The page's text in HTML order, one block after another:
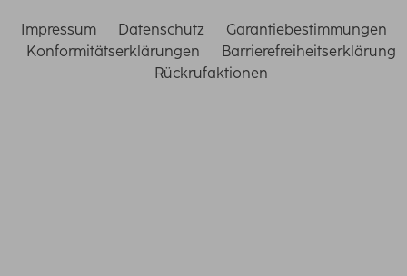
Impressum Datenschutz
Garantiebestimmungen
Konformitätserklärungen
Barrierefreiheitserklärung
Rückrufaktionen